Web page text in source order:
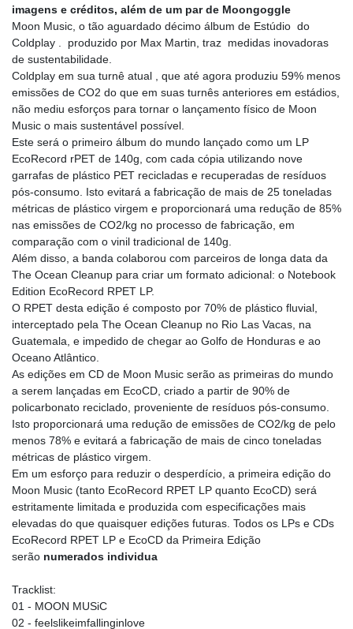
imagens e créditos, além de um par de Moongoggle
Moon Music, o tão aguardado décimo álbum de Estúdio do
Coldplay . produzido por Max Martin, traz medidas inovadoras
de sustentabilidade.
Coldplay em sua turnê atual , que até agora produziu 59% menos
emissões de CO2 do que em suas turnês anteriores em estádios,
não mediu esforços para tornar o lançamento físico de Moon
Music o mais sustentável possível.
Este será o primeiro álbum do mundo lançado como um LP
EcoRecord rPET de 140g, com cada cópia utilizando nove
garrafas de plástico PET recicladas e recuperadas de resíduos
pós-consumo. Isto evitará a fabricação de mais de 25 toneladas
métricas de plástico virgem e proporcionará uma redução de 85%
nas emissões de CO2/kg no processo de fabricação, em
comparação com o vinil tradicional de 140g.
Além disso, a banda colaborou com parceiros de longa data da
The Ocean Cleanup para criar um formato adicional: o Notebook
Edition EcoRecord RPET LP.
O RPET desta edição é composto por 70% de plástico fluvial,
interceptado pela The Ocean Cleanup no Rio Las Vacas, na
Guatemala, e impedido de chegar ao Golfo de Honduras e ao
Oceano Atlântico.
As edições em CD de Moon Music serão as primeiras do mundo
a serem lançadas em EcoCD, criado a partir de 90% de
policarbonato reciclado, proveniente de resíduos pós-consumo.
Isto proporcionará uma redução de emissões de CO2/kg de pelo
menos 78% e evitará a fabricação de mais de cinco toneladas
métricas de plástico virgem.
Em um esforço para reduzir o desperdício, a primeira edição do
Moon Music (tanto EcoRecord RPET LP quanto EcoCD) será
estritamente limitada e produzida com especificações mais
elevadas do que quaisquer edições futuras. Todos os LPs e CDs
EcoRecord RPET LP e EcoCD da Primeira Edição
serão numerados individua
Tracklist:
01 - MOON MUSiC
02 - feelslikeimfallinginlove